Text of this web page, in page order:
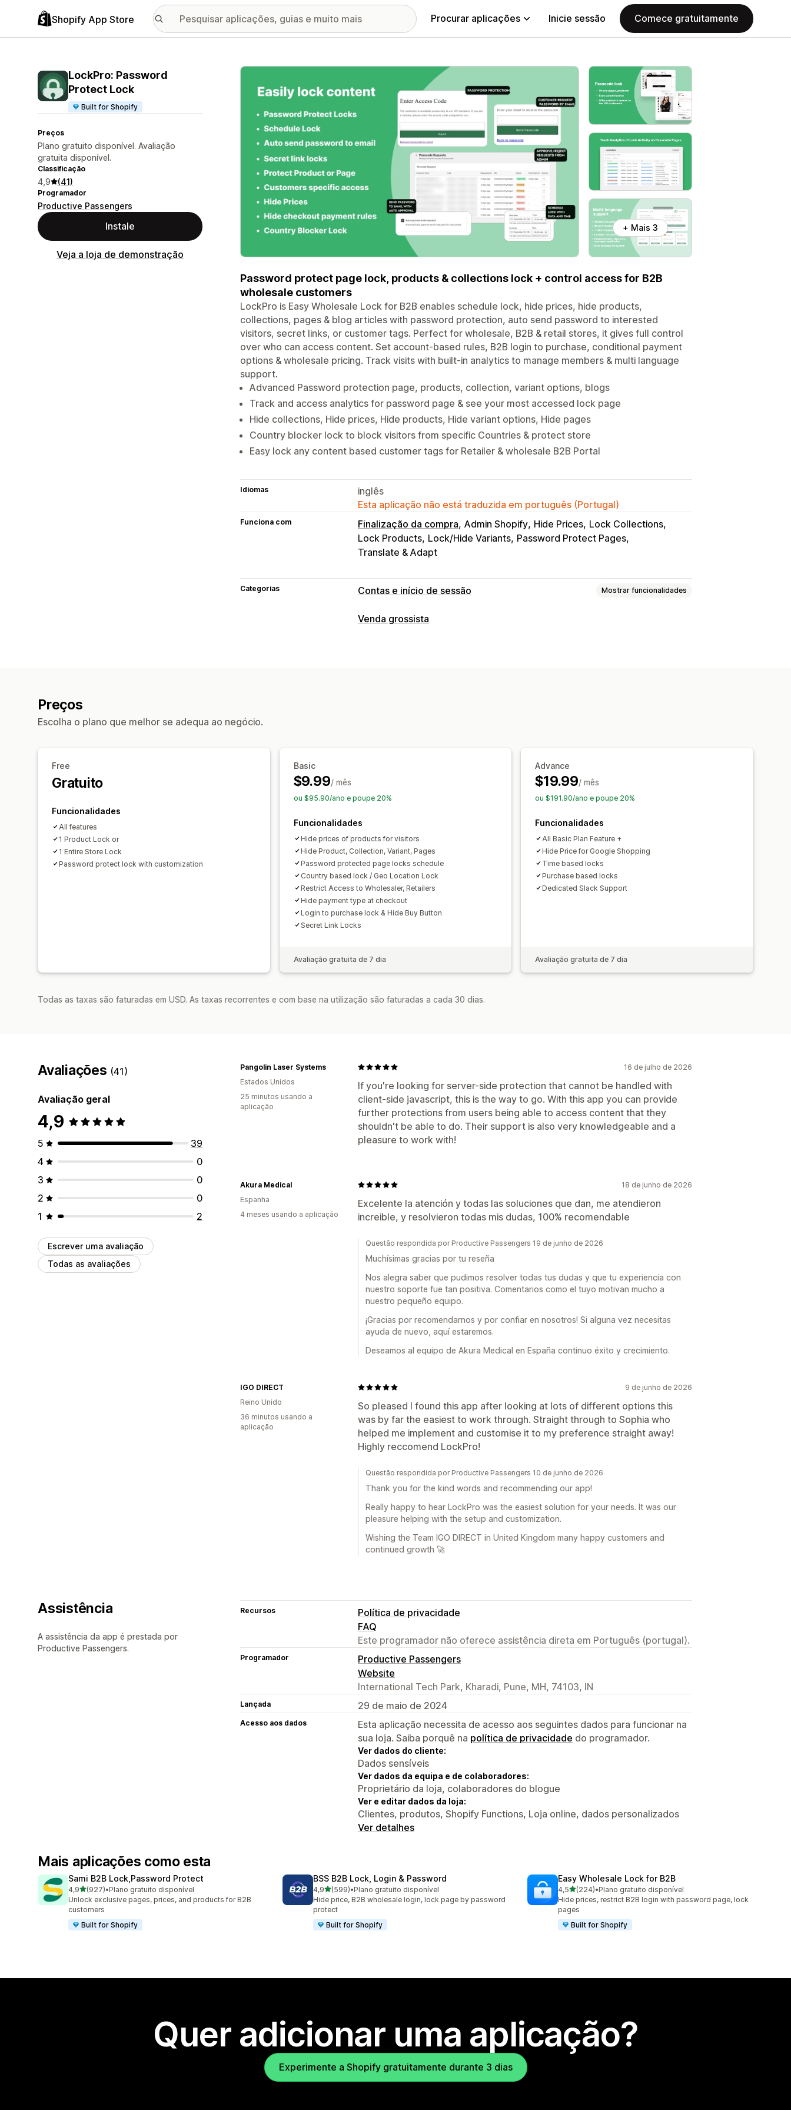
Shopify App Store Procurar aplicações Inicie sessão Comece gratuitamente
LockPro: Password
Protect Lock
Built for Shopify
Preços
Plano gratuito disponível. Avaliação
gratuita disponível.
Classificação
4,9 (41)
Programador
Productive Passengers
Instale
Veja a loja de demonstração
Galeria de imagens em destaque
+ Mais 3
Password protect page lock, products & collections lock + control access for B2B
wholesale customers
LockPro is Easy Wholesale Lock for B2B enables schedule lock, hide prices, hide products,
collections, pages & blog articles with password protection, auto send password to interested
visitors, secret links, or customer tags. Perfect for wholesale, B2B & retail stores, it gives full control
over who can access content. Set account-based rules, B2B login to purchase, conditional payment
options & wholesale pricing. Track visits with built-in analytics to manage members & multi language
support.
Advanced Password protection page, products, collection, variant options, blogs
Track and access analytics for password page & see your most accessed lock page
Hide collections, Hide prices, Hide products, Hide variant options, Hide pages
Country blocker lock to block visitors from specific Countries & protect store
Easy lock any content based customer tags for Retailer & wholesale B2B Portal
Idiomas
inglês
Esta aplicação não está traduzida em português (Portugal)
Funciona com Finalização da compra Admin Shopify Hide Prices Lock Collections
Lock Products Lock/Hide Variants Password Protect Pages
Translate & Adapt
Categorias Contas e início de sessão Mostrar funcionalidades
Gestão de contas
Venda grossista
Preços
Escolha o plano que melhor se adequa ao negócio.
Free
Gratuito
Funcionalidades
All features
1 Product Lock or
1 Entire Store Lock
Password protect lock with customization
Basic
$9.99/ mês
ou $95.90/ano e poupe 20%
Funcionalidades
Hide prices of products for visitors
Hide Product, Collection, Variant, Pages
Password protected page locks schedule
Country based lock / Geo Location Lock
Restrict Access to Wholesaler, Retailers
Hide payment type at checkout
Login to purchase lock & Hide Buy Button
Secret Link Locks
Avaliação gratuita de 7 dia
Advance
$19.99/ mês
ou $191.90/ano e poupe 20%
Funcionalidades
All Basic Plan Feature +
Hide Price for Google Shopping
Time based locks
Purchase based locks
Dedicated Slack Support
Avaliação gratuita de 7 dia
Todas as taxas são faturadas em USD. As taxas recorrentes e com base na utilização são faturadas a cada 30 dias.
Avaliações (41)
Avaliação geral
4,9
5
39
4
0
3
0
2
0
1
2
Escrever uma avaliação
Todas as avaliações
16 de julho de 2026
If you're looking for server-side protection that cannot be handled with
client-side javascript, this is the way to go. With this app you can provide
further protections from users being able to access content that they
shouldn't be able to do. Their support is also very knowledgeable and a
pleasure to work with!
Pangolin Laser Systems
Estados Unidos
25 minutos usando a
aplicação
18 de junho de 2026
Excelente la atención y todas las soluciones que dan, me atendieron
increible, y resolvieron todas mis dudas, 100% recomendable
Akura Medical
Espanha
4 meses usando a aplicação
Questão respondida por Productive Passengers 19 de junho de 2026
Muchísimas gracias por tu reseña
Nos alegra saber que pudimos resolver todas tus dudas y que tu experiencia con
nuestro soporte fue tan positiva. Comentarios como el tuyo motivan mucho a
nuestro pequeño equipo.
¡Gracias por recomendarnos y por confiar en nosotros! Si alguna vez necesitas
ayuda de nuevo, aquí estaremos.
Deseamos al equipo de Akura Medical en España continuo éxito y crecimiento.
9 de junho de 2026
So pleased I found this app after looking at lots of different options this
was by far the easiest to work through. Straight through to Sophia who
helped me implement and customise it to my preference straight away!
Highly reccomend LockPro!
IGO DIRECT
Reino Unido
36 minutos usando a
aplicação
Questão respondida por Productive Passengers 10 de junho de 2026
Thank you for the kind words and recommending our app!
Really happy to hear LockPro was the easiest solution for your needs. It was our
pleasure helping with the setup and customization.
Wishing the Team IGO DIRECT in United Kingdom many happy customers and
continued growth 🚀
Assistência
A assistência da app é prestada por
Productive Passengers.
Recursos
Política de privacidade
FAQ
Este programador não oferece assistência direta em Português (portugal).
Programador
Productive Passengers
Website
International Tech Park, Kharadi, Pune, MH, 74103, IN
Lançada 29 de maio de 2024
Acesso aos dados
Esta aplicação necessita de acesso aos seguintes dados para funcionar na
sua loja. Saiba porquê na política de privacidade do programador.
Ver dados do cliente:
Dados sensíveis
Ver dados da equipa e de colaboradores:
Proprietário da loja, colaboradores do blogue
Ver e editar dados da loja:
Clientes, produtos, Shopify Functions, Loja online, dados personalizados
Ver detalhes
Mais aplicações como esta
Sami B2B Lock,Password Protect
4,9de 5 estrelas
(927)
927 total de avaliações
•Plano gratuito disponível
Unlock exclusive pages, prices, and products for B2B
customers
Built for Shopify
BSS B2B Lock, Login & Password
4,9de 5 estrelas
(599)
599 total de avaliações
•Plano gratuito disponível
Hide price, B2B wholesale login, lock page by password
protect
Built for Shopify
Easy Wholesale Lock for B2B
4,5de 5 estrelas
(224)
224 total de avaliações
•Plano gratuito disponível
Hide prices, restrict B2B login with password page, lock
pages
Built for Shopify
Quer adicionar uma aplicação?
Experimente a Shopify gratuitamente durante 3 dias